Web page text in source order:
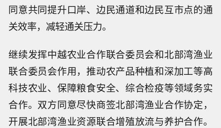
同意共同提升口岸、边民通道和边民互市点的通
关效率，减轻通关压力。
继续发挥中越农业合作联合委员会和北部湾渔业
联合委员会作用，推动农产品种植和深加工等高
科技农业、保障粮食安全、综合检疫等领域务实
合作。双方同意尽快商签北部湾渔业合作协定，
开展北部湾渔业资源联合增殖放流与养护合作。